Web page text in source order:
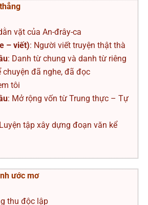
vặt của An-đrây-ca
– viết): Người viết truyện thật thà
: Danh từ chung và danh từ riêng
chuyện đã nghe, đã đọc
tôi
: Mở rộng vốn từ Trung thực – Tự
tập xây dựng đoạn văn kể
ước mơ
thu độc lập